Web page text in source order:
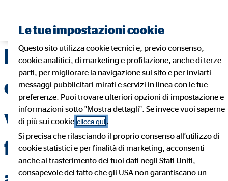
L’appartamento in
condivisione: gestire
vita quotidiana,
finanze e
Le tue impostazioni cookie
Questo sito utilizza cookie tecnici e, previo consenso,
cookie analitici, di marketing e profilazione, anche di terze
parti, per migliorare la navigazione sul sito e per inviarti
messaggi pubblicitari mirati e servizi in linea con le tue
preferenze. Puoi trovare ulteriori opzioni di impostazione e
informazioni sotto "Mostra dettagli". Se invece vuoi saperne
di più sui cookie clicca qui .
Si precisa che rilasciando il proprio consenso all’utilizzo di
cookie statistici e per finalità di marketing, acconsenti
anche al trasferimento dei tuoi dati negli Stati Uniti,
consapevole del fatto che gli USA non garantiscano un